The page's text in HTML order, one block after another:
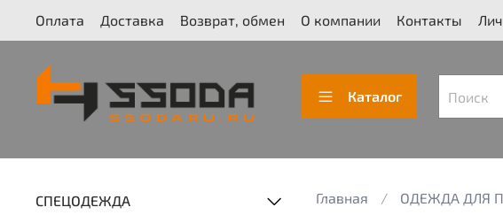
Оплата Доставка Возврат, обмен О компании Контакты
Каталог
Главная ОДЕЖДА ДЛЯ
СПЕЦОДЕЖДА